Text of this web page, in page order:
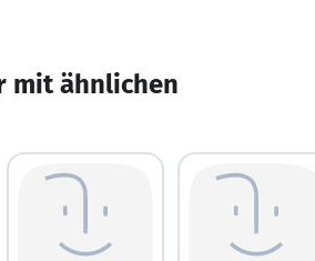
mit ähnlichen